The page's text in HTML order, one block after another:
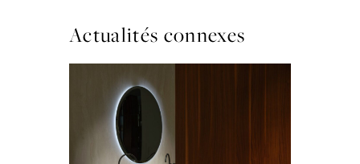
Actualités connexes